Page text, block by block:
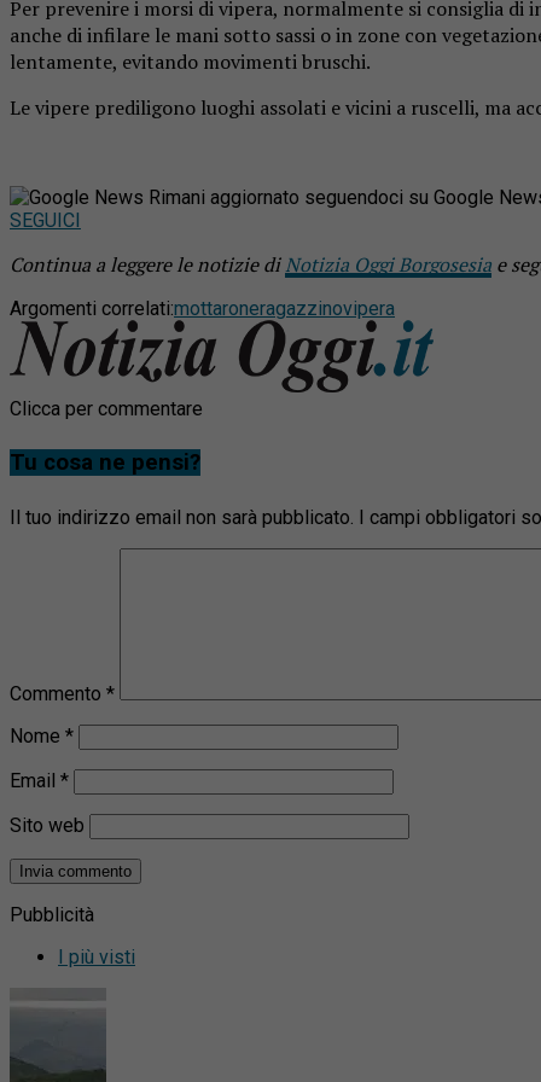
Per prevenire i morsi di vipera, normalmente si consiglia di
anche di infilare le mani sotto sassi o in zone con
lentamente, evitando movimenti bruschi.
Le vipere prediligono luoghi assolati e vicini a ruscelli, ma
Rimani aggiornato seguendoci su Google
SEGUICI
Continua a leggere le notizie diNotizia Oggi Borgosesia e
Argomenti correlati:mottaroneragazzinovipera
Clicca per commentare
Tu cosa ne pensi?
Il tuo indirizzo email non sarà pubblicato. I campi obbligatori
Commento *
Nome *
Email *
Sito web
Pubblicità
I più visti